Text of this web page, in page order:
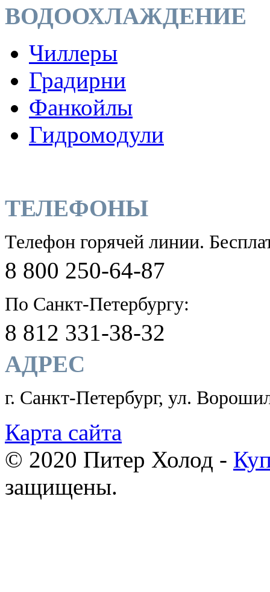
ВОДООХЛАЖДЕНИЕ
Чиллеры
Градирни
Фанкойлы
Гидромодули
ТЕЛЕФОНЫ
Телефон горячей линии.
8 800 250-64-87
По Санкт-Петербургу:
8 812 331-38-32
АДРЕС
г. Санкт-Петербург, ул.
Карта сайта
© 2020 Питер Холод -
защищены.